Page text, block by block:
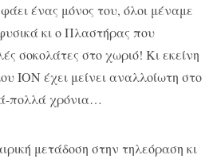
ένας μόνος του, όλοι μέναμε
κι ο Πλαστήρας που
σοκολάτες στο χωριό! Κι εκείνη
ΙΟΝ έχει μείνει αναλλοίωτη στο
πολλά χρόνια…
μετάδοση στην τηλεόραση κι